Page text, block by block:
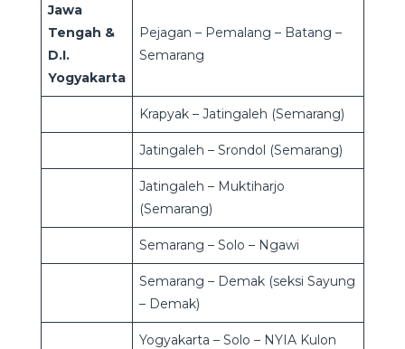
Jawa
Tengah &
D.I.
Yogyakarta
Pejagan – Pemalang – Batang –
Semarang
Krapyak – Jatingaleh (Semarang)
Jatingaleh – Srondol (Semarang)
Jatingaleh – Muktiharjo
(Semarang)
Semarang – Solo – Ngawi
Semarang – Demak (seksi Sayung
– Demak)
Yogyakarta – Solo – NYIA Kulon